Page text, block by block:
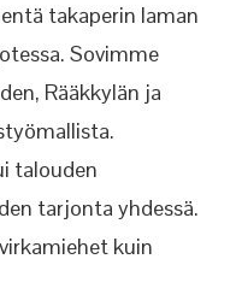
takaperin laman
Sovimme
Rääkkylän ja
talouden
tarjonta yhdessä.
kuin